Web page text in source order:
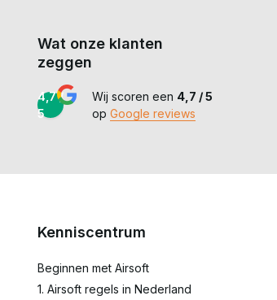
Wat onze klanten
zeggen
4,7 /
5
Wij scoren een 4,7 / 5
op Google reviews
Kenniscentrum
Beginnen met Airsoft
1. Airsoft regels in Nederland